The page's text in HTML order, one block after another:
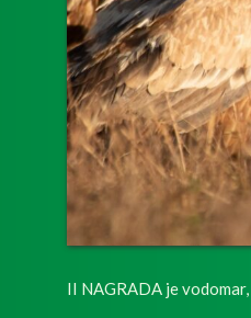
II NAGRADA je